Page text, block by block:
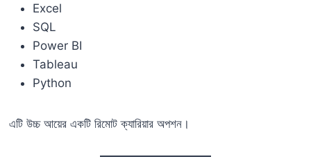
Excel
SQL
Power BI
Tableau
Python
এটি উচ্চ আয়ের একটি রিমোট ক্যারিয়ার অপশন।